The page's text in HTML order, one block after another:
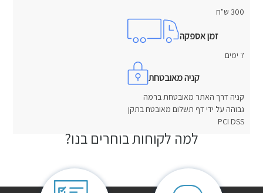
300 ש"ח
זמן אספקה
7 ימים
קניה מאובטחת
קניה דרך האתר מאובטחת ברמה
גבוהה על ידי דף תשלום מאובטח בתקן
PCI DSS
אין עדיין חוות דעת.
למה לקוחות בוחרים בנו?